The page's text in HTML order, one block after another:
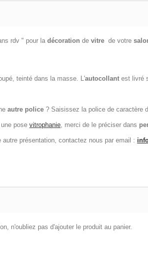
rdv " pour la décoration de vitre de votre
teinté dans la masse. L'autocollant est livré
autre police ? Saisissez la police de caractère
pose vitrophanie, merci de le préciser dans
présentation, contactez nous par email :
n'oubliez pas d'ajouter le produit au panier.